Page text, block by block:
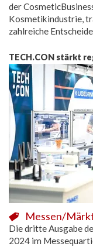
der
Kosmetikindustrie,
zahlreiche
TECH.CON stärkt
Messen/
Die dritte Ausgabe
2024 im